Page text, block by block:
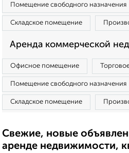
Помещение свободного назначения
Складское помещение
Аренда коммерческой
Офисное помещение
Помещение свободного назначения
Складское помещение
Свежие, новые
аренде недвижимости,